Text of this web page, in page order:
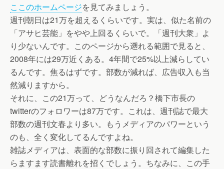
ここのホームページを見てみましょう。
週刊朝日は21万を超えるくらいです。実は、似た名前の
「アサヒ芸能」をやや上回るくらいで。「週刊大衆」よ
り少ないんです。このページから遡れる範囲で見ると、
2008年には29万近くある。4年間で25%以上減らしてい
るんです。焦るはずです。部数が減れば、広告収入も当
然減りますから。
それに、この21万って、どうなんだろ？橋下市長の
twitterのフォロワーは87万です。これは、週刊誌で最大
部数の週刊文春より多い。もうメディアのパワーという
のも、全く変化してるんですよね。
雑誌メディアは、表面的な部数に振り回されて編集した
らますます読書離れを招くでしょう。ちなみに、この手